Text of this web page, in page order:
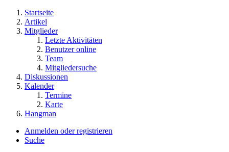
Startseite
Artikel
Mitglieder
Letzte Aktivitäten
Benutzer online
Team
Mitgliedersuche
Diskussionen
Kalender
Termine
Karte
Hangman
Anmelden oder registrieren
Suche